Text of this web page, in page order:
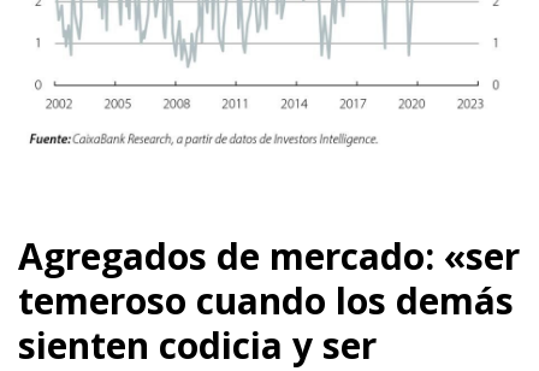
Agregados de mercado: «ser
temeroso cuando los demás
sienten codicia y ser